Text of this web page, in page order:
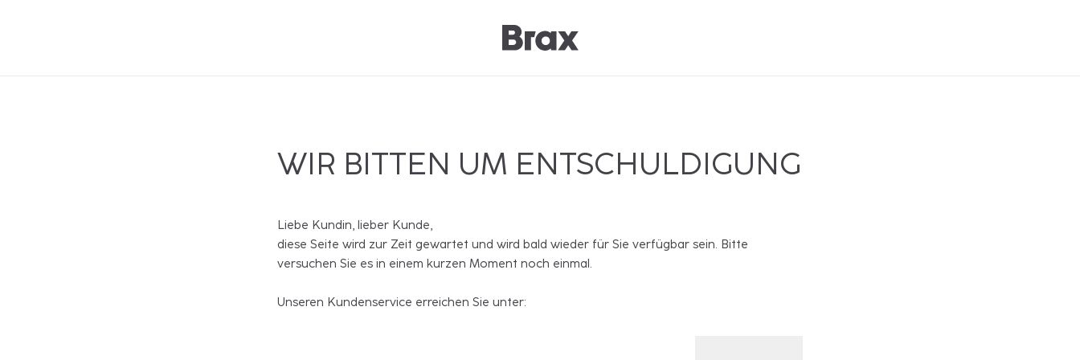
WIR BITTEN UM ENTSCHULDIGUNG
Liebe Kundin, lieber Kunde,
diese Seite wird zur Zeit gewartet und wird bald wieder für Sie verfügbar sein. Bitte
versuchen Sie es in einem kurzen Moment noch einmal.
Unseren Kundenservice erreichen Sie unter: